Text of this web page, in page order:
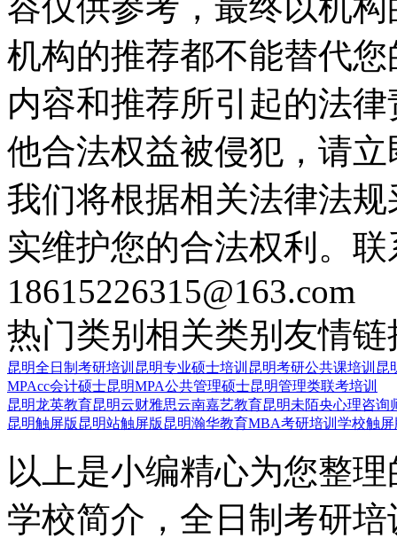
机构的推荐都不能替代
内容和推荐所引起的法
他合法权益被侵犯，请
我们将根据相关法律法
实维护您的合法权利。
18615226315@163.com
热门类别 相关类别 友情链
昆明全日制考研培训 昆明专业硕士培训 昆明考研公共课培训 昆
MPAcc会计硕士昆明MPA公共管理硕士昆明管理类联考培训
昆明龙英教育昆明云财雅思云南嘉艺教育昆明未陌央心理咨询
昆明触屏版昆明站触屏版昆明瀚华教育MBA考研培训学校触屏
以上是小编精心为您整
学校简介，全日制考研